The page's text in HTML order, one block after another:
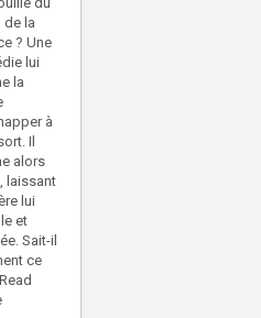
de la
? Une
lui
la
à
Il
alors
laissant
lui
et
Sait-il
ce